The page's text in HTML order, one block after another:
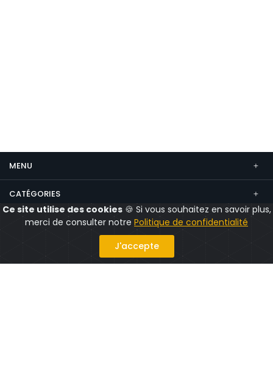
MENU
CATÉGORIES
CONTACT
Ce site utilise des cookies🍪 Si vous souhaitez en savoir plus,
merci de consulter notre Politique de confidentialité
J'accepte